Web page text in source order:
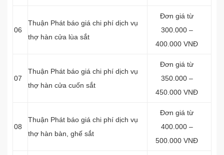
06
Thuận Phát báo giá chi phí dịch vụ
thợ hàn cửa lùa sắt
Đơn giá từ
300.000 –
400.000 VNĐ
07
Thuận Phát báo giá chi phí dịch vụ
thợ hàn cửa cuốn sắt
Đơn giá từ
350.000 –
450.000 VNĐ
08
Thuận Phát báo giá chi phí dịch vụ
thợ hàn bàn, ghế sắt
Đơn giá từ
400.000 –
500.000 VNĐ